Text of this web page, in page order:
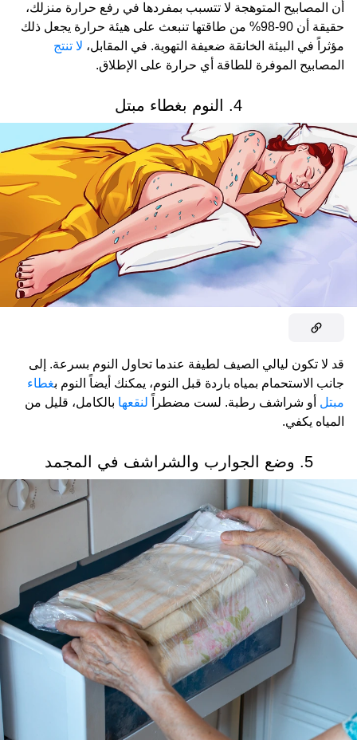
أن المصابيح المتوهجة لا تتسبب بمفردها في رفع حرارة منزلك،
حقيقة أن 90-98% من طاقتها تنبعث على هيئة حرارة يجعل ذلك
مؤثراً في البيئة الخانقة ضعيفة التهوية. في المقابل، لا تنتج
المصابيح الموفرة للطاقة أي حرارة على الإطلاق.
4. النوم بغطاء مبتل
قد لا تكون ليالي الصيف لطيفة عندما تحاول النوم بسرعة. إلى
جانب الاستحمام بمياه باردة قبل النوم، يمكنك أيضاً النوم بغطاء
مبتل أو شراشف رطبة. لست مضطراً لنقعها بالكامل، قليل من
المياه يكفي.
5. وضع الجوارب والشراشف في المجمد